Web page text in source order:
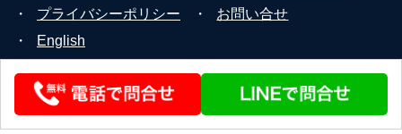
・
プライバシーポリシー ・
お問い合せ
・
English
© 2026 STEERLINK Co.,Ltd